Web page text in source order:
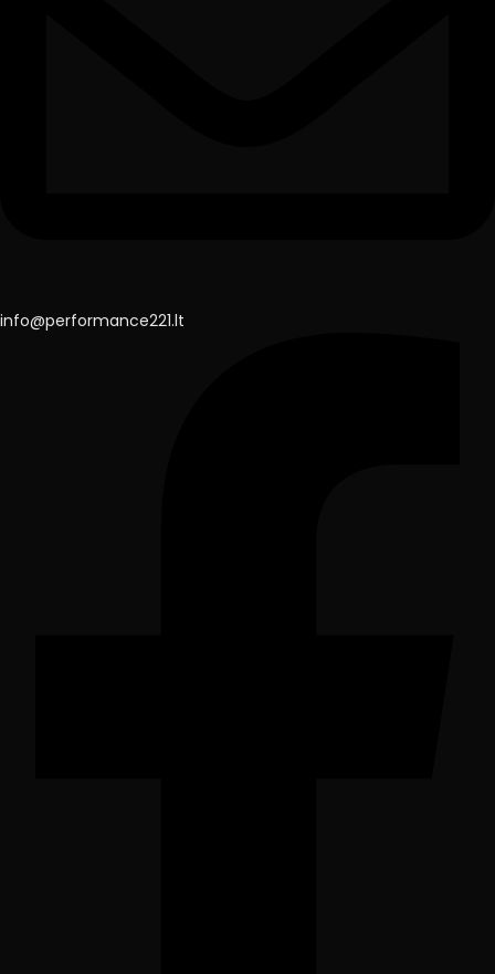
info@performance221.lt